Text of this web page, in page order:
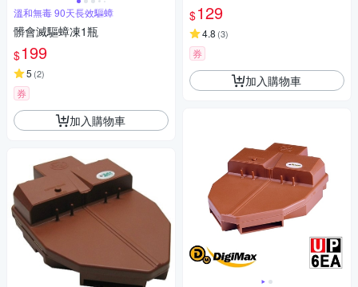
溫和無毒 90天長效驅蟑
髒會滅驅蟑凍1瓶
$199
5 (2)
券
加入購物車
$129
4.8 (3)
券
加入購物車